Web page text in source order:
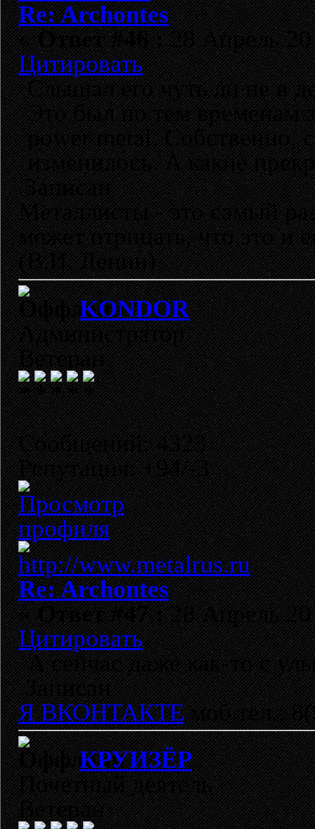
Re: Archontes
«Ответ #46 :28 Апрель
Цитировать
Слышал его чуть ли не в
Это был по тем временам
power metal. Собственно,
изменилось. А какие
Записан
Металлисты - это самый
может отрицать, что это и
(В.И. Ленин)
KONDOR
Администратор
Ветеран
Сообщений: 4323
Репутация: +94/-3
Re: Archontes
«Ответ #47 :28 Апрель
Цитировать
А сейчас даже как-то с
Записан
Я ВКОНТАКТЕмоб.тел.:
КРУИЗЁР
Почетный деятель
Ветеран